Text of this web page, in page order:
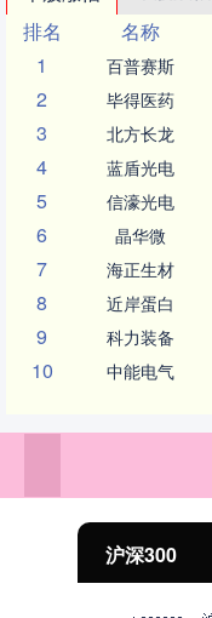
排名
名称
1
百普赛斯
2 毕得医药
3 北方长龙
4 蓝盾光电
5 信濠光电
6 晶华微
7 海正生材
8 近岸蛋白
9 科力装备
10 中能电气
北证50